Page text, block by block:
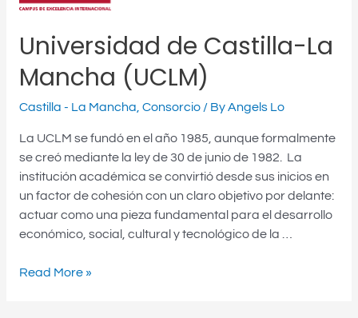
Universidad de Castilla-La
Mancha (UCLM)
Castilla - La Mancha Consorcio/ ByAngels Lo
La UCLM se fundó en el año 1985, aunque formalmente
se creó mediante la ley de 30 de junio de 1982. La
institución académica se convirtió desde sus inicios en
un factor de cohesión con un claro objetivo por delante:
actuar como una pieza fundamental para el desarrollo
económico, social, cultural y tecnológico de la …
La
(UCLM)
Read More »